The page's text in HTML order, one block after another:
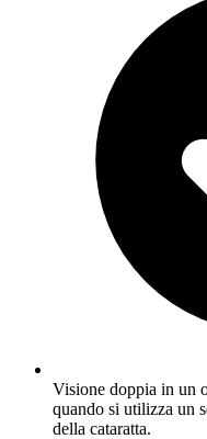
Visione doppia in un
quando si utilizza un
della cataratta.